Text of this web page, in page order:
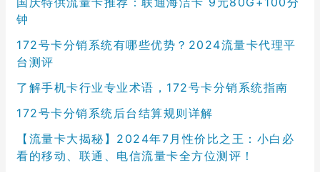
钟
172号卡分销系统有哪些优势？2024流量卡代理平
台测评
了解手机卡行业专业术语，172号卡分销系统指南
172号卡分销系统后台结算规则详解
【流量卡大揭秘】2024年7月性价比之王：小白必
看的移动、联通、电信流量卡全方位测评！